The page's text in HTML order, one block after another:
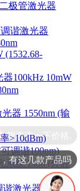
极管激光器
谐激光器
(1532.68-
100kHz 10mW
器 1550nm (输
>10dBm)
调谐100nm)
系统 Lion (外腔
激光器 1528-
有这几款产品吗